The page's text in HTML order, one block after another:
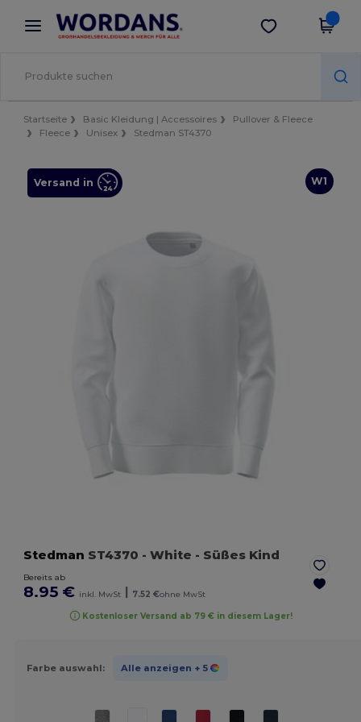
× Wordans App
Bessere Preise in der App!
App holen
Startseite Basic Kleidung | Accessoires
Pullover & Fleece
Fleece
Unisex Stedman ST4370
W1
Versand in
Stedman ST4370 - White - Süßes Kind
Bereits ab
8.95 € inkl. MwSt | 7.52 €ohne MwSt
Kostenloser Versand ab 79 € in diesem Lager!
Farbe auswahl: Alle anzeigen + 5